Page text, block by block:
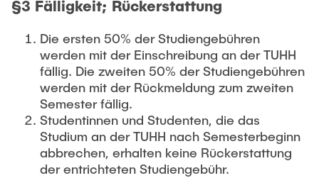
§3 Fälligkeit; Rückerstattung
Die ersten 50% der Studiengebühren
werden mit der Einschreibung an der TUHH
fällig. Die zweiten 50% der Studiengebühren
werden mit der Rückmeldung zum zweiten
Semester fällig.
Studentinnen und Studenten, die das
Studium an der TUHH nach Semesterbeginn
abbrechen, erhalten keine Rückerstattung
der entrichteten Studiengebühr.